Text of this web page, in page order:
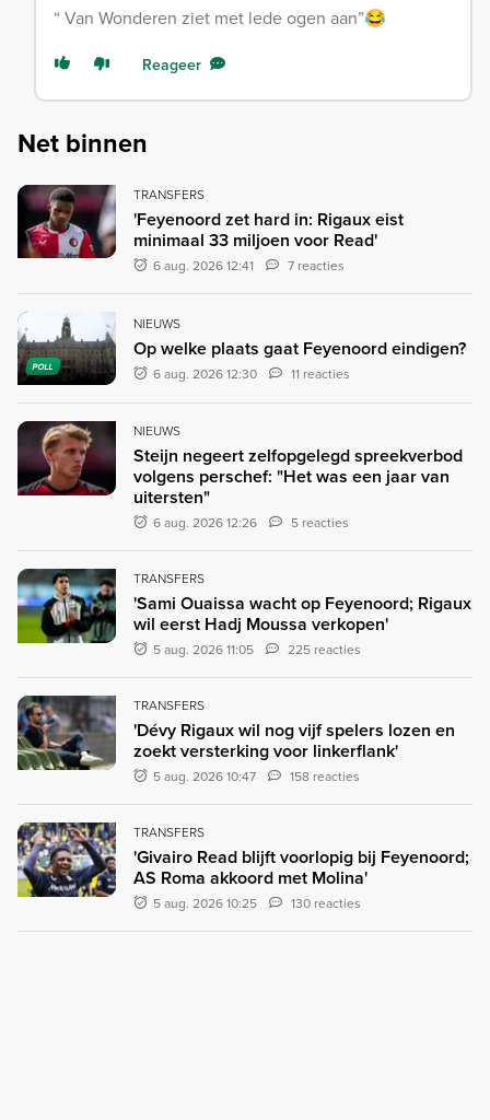
“ Van Wonderen ziet met lede ogen aan”😂
Reageer
Net binnen
TRANSFERS
'Feyenoord zet hard in: Rigaux eist
minimaal 33 miljoen voor Read'
6 aug. 2026 12:41 7 reacties
POLL
NIEUWS
Op welke plaats gaat Feyenoord eindigen?
6 aug. 2026 12:30 11 reacties
NIEUWS
Steijn negeert zelfopgelegd spreekverbod
volgens perschef: "Het was een jaar van
uitersten"
6 aug. 2026 12:26 5 reacties
TRANSFERS
'Sami Ouaissa wacht op Feyenoord; Rigaux
wil eerst Hadj Moussa verkopen'
5 aug. 2026 11:05 225 reacties
TRANSFERS
'Dévy Rigaux wil nog vijf spelers lozen en
zoekt versterking voor linkerflank'
5 aug. 2026 10:47 158 reacties
TRANSFERS
'Givairo Read blijft voorlopig bij Feyenoord;
AS Roma akkoord met Molina'
5 aug. 2026 10:25 130 reacties